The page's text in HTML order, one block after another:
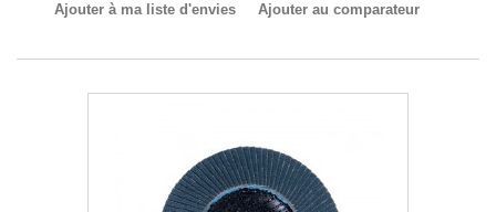
Ajouter à ma liste d'envies Ajouter au comparateur